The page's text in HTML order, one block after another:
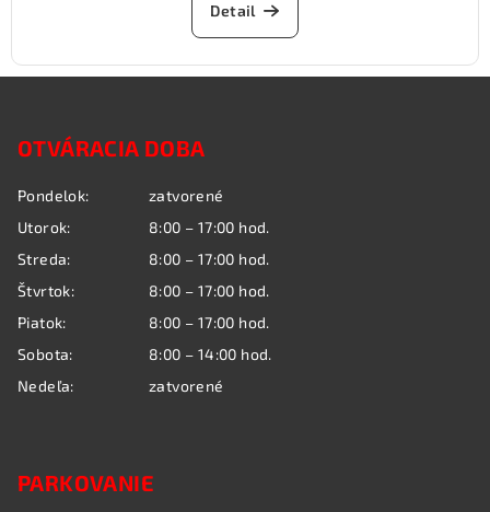
Detail
OTVÁRACIA DOBA
Pondelok:
zatvorené
Utorok:
8:00 – 17:00 hod.
Streda:
8:00 – 17:00 hod.
Štvrtok:
8:00 – 17:00 hod.
Piatok:
8:00 – 17:00 hod.
Sobota:
8:00 – 14:00 hod.
Nedeľa:
zatvorené
PARKOVANIE